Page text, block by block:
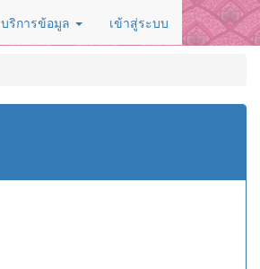
บริการข้อมูล เข้าสู่ระบบ